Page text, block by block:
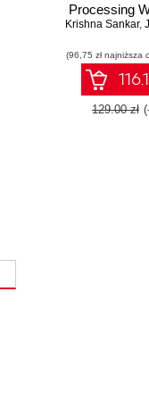
Processing
Explore
simple
powerful
Krishna Sankar,
(96,75 zł najniższa
129.00 zł